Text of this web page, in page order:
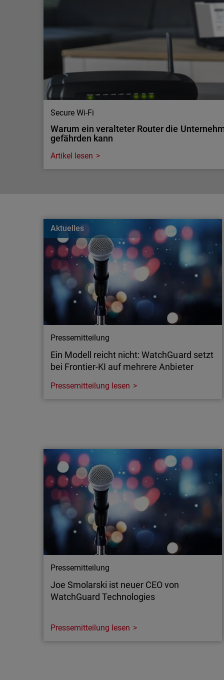
Sicherheit
Wenn Unternehmen ihre Systeme, Anwendungen
offenlegen, ist die Gefahr allgegenwärtig – eine
gerade für MSP.
Secure Wi-Fi
Warum ein veralteter Router die
gefährden kann
Router sind die Wächter der Unternehmensdaten.
aber Schwachstellen, die den Schutz sensibler
gefährden können.
Artikel lesen
Aktuelles
Pressemitteilung
Ein Modell reicht nicht: WatchGuard setzt
bei Frontier-KI auf mehrere Anbieter
WatchGuard Technologies verstärkt seine
Investitionen in Frontier-KI, um noch mehr
Anwendungssicherheit zu gewährleisten.
Managed Service Provider und Unternehmen
profitieren von fortschrittlichen Funktionen –
sowohl von OpenAI als auch Anthropic.
Während sich andere Anbieter auf ein einziges
Pressemitteilung lesen
Pressemitteilung
Joe Smolarski ist neuer CEO von
WatchGuard Technologies
Pressemitteilung lesen